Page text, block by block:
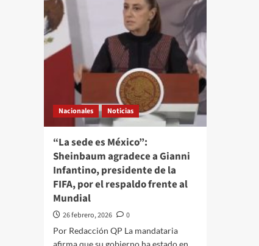
la
le
obliga
a
deuda
millonaria
al
SAT
Nacionales Noticias
“La sede es México”:
Sheinbaum agradece a Gianni
Infantino, presidente de la
FIFA, por el respaldo frente al
Mundial
26 febrero, 2026
0
Por Redacción QP La mandataria